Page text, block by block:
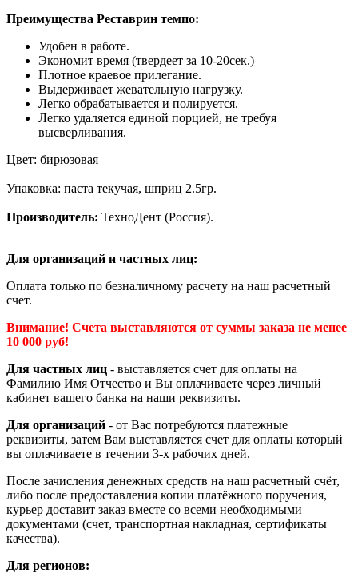
Преимущества Реставрин темпо:
Удобен в работе.
Экономит время (твердеет за 10-20сек.)
Плотное краевое прилегание.
Выдерживает жевательную нагрузку.
Легко обрабатывается и полируется.
Легко удаляется единой порцией, не требуя
высверливания.
Цвет: бирюзовая
Упаковка: паста текучая, шприц 2.5гр.
Производитель: ТехноДент (Россия).
Для организаций и частных лиц:
Оплата только по безналичному расчету на наш расчетный
счет.
Внимание! Счета выставляются от суммы заказа не менее
10 000 руб!
Для частных лиц - выставляется счет для оплаты на
Фамилию Имя Отчество и Вы оплачиваете через личный
кабинет вашего банка на наши реквизиты.
Для организаций - от Вас потребуются платежные
реквизиты, затем Вам выставляется счет для оплаты который
вы оплачиваете в течении 3-х рабочих дней.
После зачисления денежных средств на наш расчетный счёт,
либо после предоставления копии платёжного поручения,
курьер доставит заказ вместе со всеми необходимыми
документами (счет, транспортная накладная, сертификаты
качества).
Для регионов: